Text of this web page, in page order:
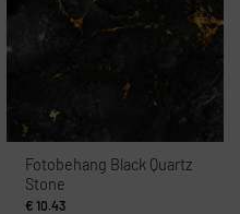
Fotobehang Black Quartz
Stone
€ 10.43